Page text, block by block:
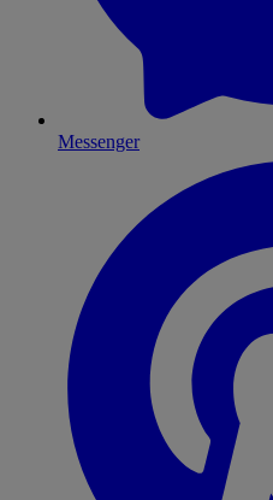
Messenger